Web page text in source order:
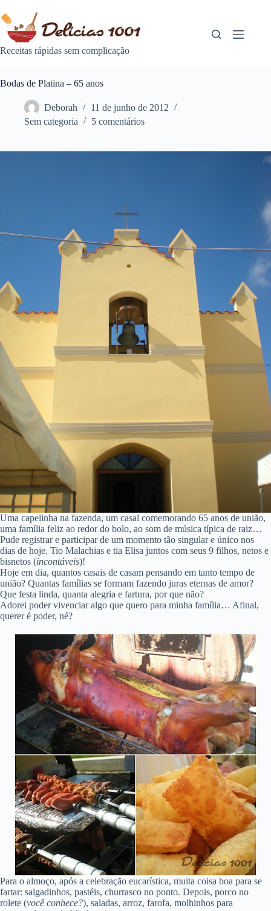
para
conteúdo
Receitas rápidas sem complicação
Bodas de Platina – 65 anos
Deborah
11 de junho de 2012
Sem categoria
5 comentários
Uma capelinha na fazenda, um casal comemorando 65 anos de união,
uma família feliz ao redor do bolo, ao som de música típica de raiz…
Pude registrar e participar de um momento tão singular e único nos
dias de hoje. Tio Malachias e tia Elisa juntos com seus 9 filhos, netos e
bisnetos (incontáveis)!
Hoje em dia, quantos casais de casam pensando em tanto tempo de
união? Quantas famílias se formam fazendo juras eternas de amor?
Que festa linda, quanta alegria e fartura, por que não?
Adorei poder vivenciar algo que quero para minha família… Afinal,
querer é poder, né?
Para o almoço, após a celebração eucarística, muita coisa boa para se
fartar: salgadinhos, pastéis, churrasco no ponto. Depois, porco no
rolete (você conhece?), saladas, arroz, farofa, molhinhos para